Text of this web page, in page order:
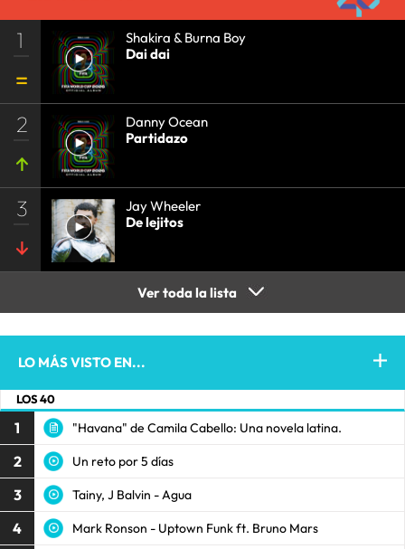
1
Shakira & Burna Boy
Dai dai
2
Danny Ocean
Partidazo
3
Jay Wheeler
De lejitos
Ver toda la lista
LO MÁS VISTO EN...
LOS 40
1 "Havana" de Camila Cabello: Una novela latina.
2 Un reto por 5 días
3 Tainy, J Balvin - Agua
4 Mark Ronson - Uptown Funk ft. Bruno Mars